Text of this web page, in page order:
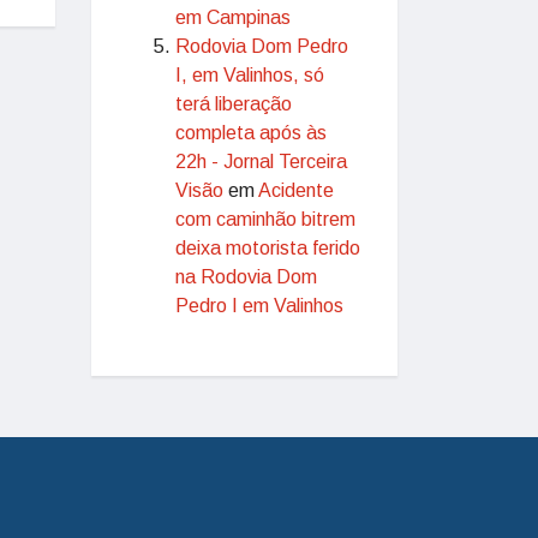
em Campinas
Rodovia Dom Pedro
I, em Valinhos, só
terá liberação
completa após às
22h - Jornal Terceira
Visão emAcidente
com caminhão bitrem
deixa motorista ferido
na Rodovia Dom
Pedro I em Valinhos